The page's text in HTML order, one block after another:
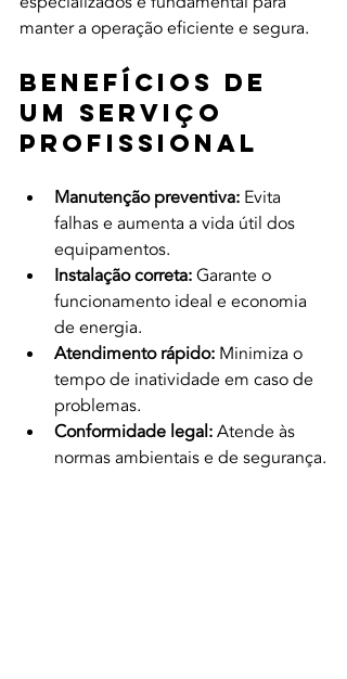
manter a operação eficiente e segura.
Benefícios de
um Serviço
Profissional
Manutenção preventiva: Evita
falhas e aumenta a vida útil dos
equipamentos.
Instalação correta: Garante o
funcionamento ideal e economia
de energia.
Atendimento rápido: Minimiza o
tempo de inatividade em caso de
problemas.
Conformidade legal: Atende às
normas ambientais e de segurança.